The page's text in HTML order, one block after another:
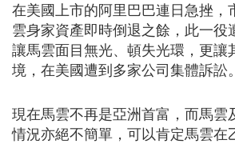
在美國上市的阿里巴巴連日急挫，
雲身家資產即時倒退之餘，此一役
讓馬雲面目無光、頓失光環，更讓
境，在美國遭到多家公司集體訴訟。
現在馬雲不再是亞洲首富，而馬雲
情況亦絕不簡單，可以肯定馬雲在